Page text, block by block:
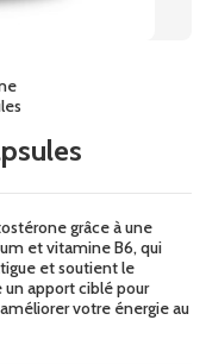
grâce à une
et vitamine B6, qui
et soutient le
apport ciblé pour
votre énergie au